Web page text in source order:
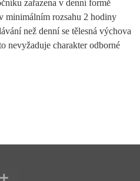
zařazena v denní formě
minimálním rozsahu 2 hodiny
než denní se tělesná výchova
nevyžaduje charakter odborné